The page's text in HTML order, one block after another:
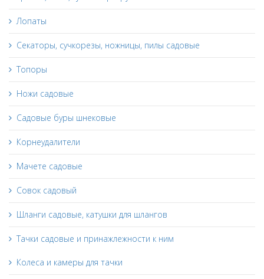
Лопаты
Секаторы, сучкорезы, ножницы, пилы садовые
Топоры
Ножи садовые
Садовые буры шнековые
Корнеудалители
Мачете садовые
Совок садовый
Шланги садовые, катушки для шлангов
Тачки садовые и принажлежности к ним
Колеса и камеры для тачки